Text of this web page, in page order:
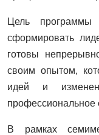
Цель
сформировать
готовы
своим опытом,
идей и
профессиональное
В рамках